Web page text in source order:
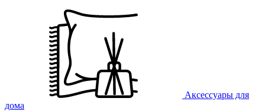
Аксессуары для
дома